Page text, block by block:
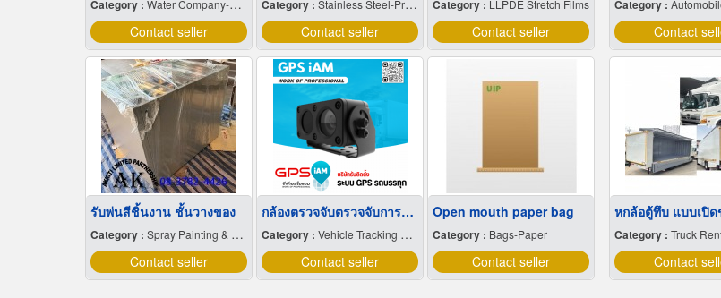
Category : Water Company-Bulk
Contact seller
Category : Stainless Steel-Products
Contact seller
Category : LLPDE Stretch Films
Contact seller
รับพ่นสีชิ้นงาน ชั้นวางของ
Category : Spray Painting & Finishing
Contact seller
กล้องตรวจจับตรวจจับการหลับใน
Category : Vehicle Tracking System
Contact seller
Open mouth paper bag
Category : Bags-Paper
Contact seller
Category : Automobile Body
Contact
Category : Truck Renting
Contact